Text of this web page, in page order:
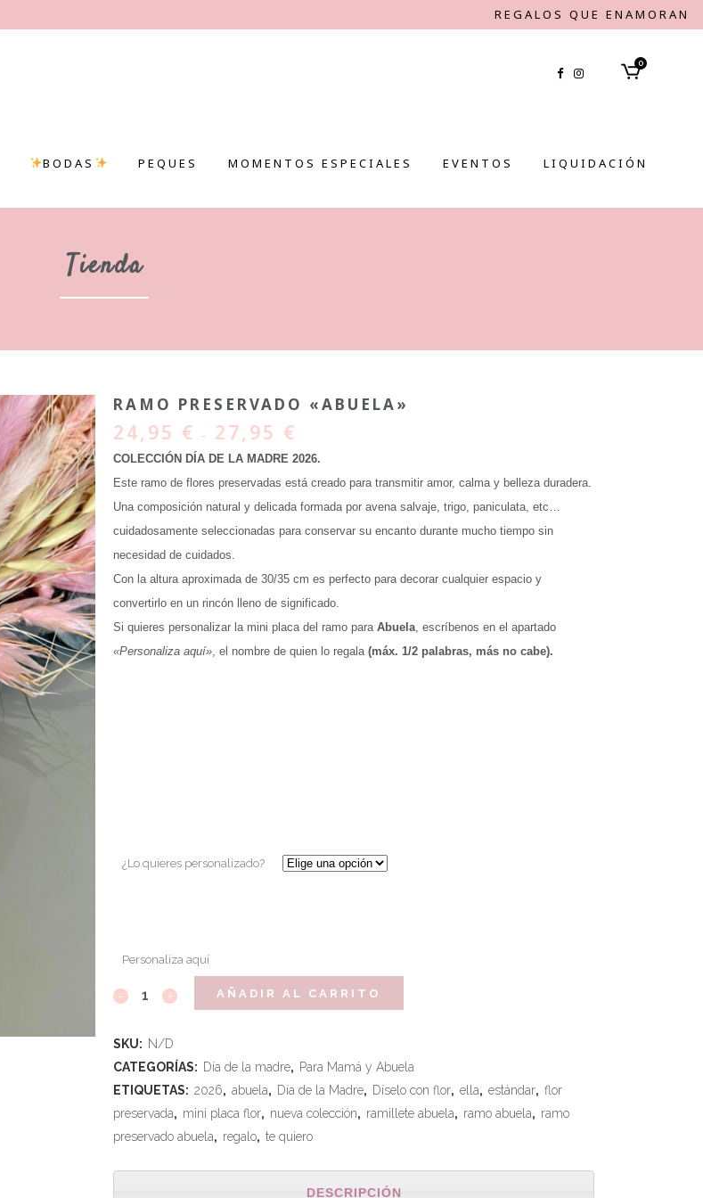
REGALOS QUE ENAMORAN
0
BODAS PEQUES MOMENTOS ESPECIALES EVENTOS LIQUIDACIÓN
Tienda
RAMO PRESERVADO «ABUELA»
24,95 € – 27,95 €
COLECCIÓN DÍA DE LA MADRE 2026.
Este ramo de flores preservadas está creado para transmitir amor, calma y belleza duradera.
Una composición natural y delicada formada por avena salvaje, trigo, paniculata, etc…
cuidadosamente seleccionadas para conservar su encanto durante mucho tiempo sin
necesidad de cuidados.
Con la altura aproximada de 30/35 cm es perfecto para decorar cualquier espacio y
convertirlo en un rincón lleno de significado.
Si quieres personalizar la mini placa del ramo paraAbuela, escríbenos en el apartado
«Personaliza aquí», el nombre de quien lo regala (máx. 1/2 palabras, más no cabe).
¿Lo quieres personalizado?
Personaliza aquí
AÑADIR AL CARRITO
SKU: N/D
CATEGORÍAS: Día de la madre, Para Mamá y Abuela
ETIQUETAS: 2026, abuela, Día de la Madre, Díselo con flor, ella, estándar, flor
preservada, mini placa flor, nueva colección, ramillete abuela, ramo abuela, ramo
preservado abuela, regalo, te quiero
DESCRIPCIÓN